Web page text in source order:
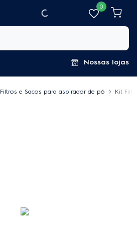
0
Nossas lojas
Filtros e Sacos para aspirador de pó Kit